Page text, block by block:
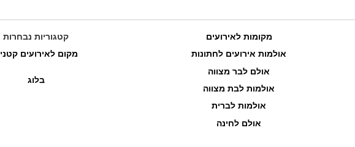
כרם דניאלה – אירועים וכנסיםמקומות לאירועים
אולמות אירועים לחתונות
אולם לבר מצווה
אולמות לבת מצווה
אולמות לברית
אולם לחינה
קטגוריות נבחרות
מקום לאירועים
בלוג